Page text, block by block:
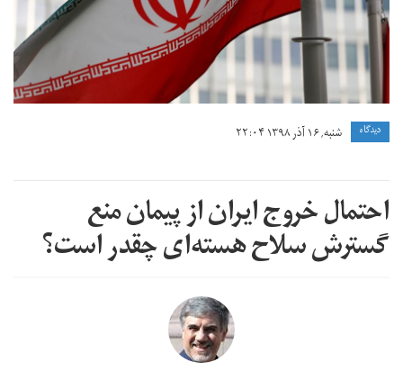
دیدگاه شنبه, ۱۶ آذر ۱۳۹۸ ۲۲:۰۴
احتمال خروج ایران از پیمان منع
گسترش سلاح هسته‌ای چقدر است؟